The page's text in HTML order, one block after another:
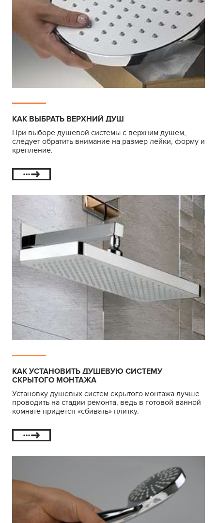
КАК ВЫБРАТЬ ВЕРХНИЙ ДУШ
При выборе душевой системы с верхним душем,
следует обратить внимание на размер лейки, форму и
крепление.
КАК УСТАНОВИТЬ ДУШЕВУЮ СИСТЕМУ
СКРЫТОГО МОНТАЖА
Установку душевых систем скрытого монтажа лучше
проводить на стадии ремонта, ведь в готовой ванной
комнате придется «сбивать» плитку.